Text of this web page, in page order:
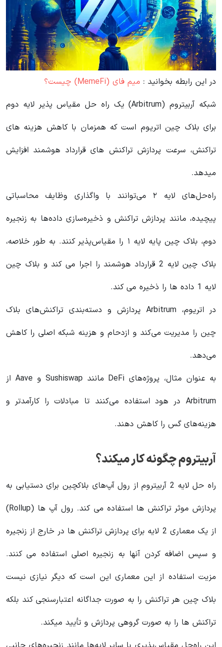
در این رابطه بخوانید‌ : میم فای (MemeFi) چیست؟
شبکه آربیتروم (Arbitrum) یک راه حل مقیاس پذیر لایه دوم
برای بلاک چین اتریوم است که همزمان با کاهش هزینه های
تراکنش، سرعت پردازش تراکنش های قرارداد هوشمند افزایش
میدهد.
راه‌حل‌های لایه ۲ می‌توانند با واگذاری وظایف محاسباتی
پیچیده، مانند پردازش تراکنش و ذخیره‌سازی داده‌ها به زنجیره
دوم، بلاک چین پایه لایه ۱ را مقیاس‌پذیر کنند. به طور خلاصه،
بلاک چین لایه 2 قرارداد هوشمند را اجرا می کند و بلاک چین
لایه 1 داده ها را ذخیره می کند.
در اتریوم، Arbitrum پردازش و دسته‌بندی تراکنش‌های بلاک
چین را مدیریت می‌کند و ازدحام و هزینه شبکه اصلی را کاهش
می‌دهد.
به عنوان مثال، پروژه‌های DeFi مانند Sushiswap و Aave از
Arbitrum در هود استفاده می‌کنند تا مبادلات را کارآمدتر و
هزینه‌های گس را کاهش دهند.
آربیتروم چگونه کار میکند؟
راه حل لایه 2 آربیتروم از رول‌ آپ‌های بلاکچین برای دستیابی به
پردازش موثر تراکنش ها استفاده می کند. رول آپ ها (Rollup)
از یک معماری 2 لایه برای پردازش تراکنش ها در خارج از زنجیره
و سپس اضافه کردن آنها به زنجیره اصلی استفاده می کنند.
مزیت استفاده از این معماری این است که دیگر نیازی نیست
بلاک چین هر تراکنش را به صورت جداگانه اعتبارسنجی کند بلکه
تراکنش ها را به صورت گروهی پردازش و تأیید میکند.